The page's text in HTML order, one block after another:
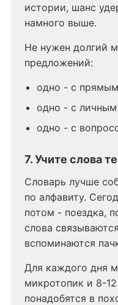
истории, шанс
намного выше.
Не нужен долгий
предложений:
одно - с
одно - с
одно - с
7. Учите слова
Словарь лучше
по алфавиту.
потом - поездка,
слова
вспоминаются
Для каждого дня
микротопик и 8-
понадобятся в